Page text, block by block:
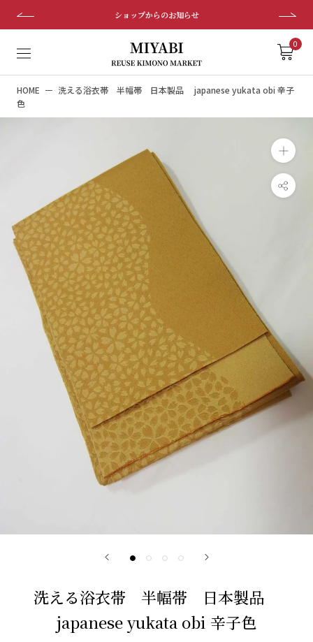
し
ショップからのお知らせ
0
HOME
洗える浴衣帯 半幅帯 日本製品 japanese yukata obi 辛子
色
洗える浴衣帯 半幅帯 日本製品
japanese yukata obi 辛子色